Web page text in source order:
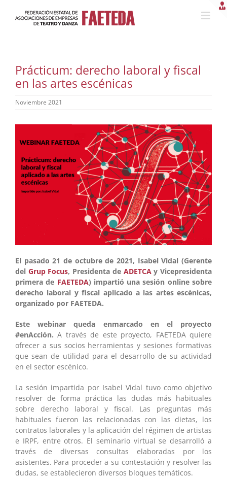
Prácticum: derecho laboral y fiscal
en las artes escénicas
Noviembre 2021
El pasado 21 de octubre de 2021, Isabel Vidal (Gerente
del Grup Focus, Presidenta de ADETCAy Vicepresidenta
primera de FAETEDA) impartió una sesión online sobre
derecho laboral y fiscal aplicado a las artesescénicas,
organizado por FAETEDA.
Este webinar queda enmarcado en el proyecto
#enAcción. A través de este proyecto, FAETEDA quiere
ofrecer a sus socios herramientas y sesiones formativas
que sean de utilidad para el desarrollo de su actividad
en el sector escénico.
La sesión impartida por Isabel Vidal tuvo como objetivo
resolver de forma práctica las dudas más habituales
sobre derecho laboral y fiscal. Las preguntas más
habituales fueron las relacionadas con las dietas, los
contratos laborales y la aplicación del régimen de artistas
e IRPF, entre otros. El seminario virtual se desarrolló a
través de diversas consultas elaboradas por los
asistentes. Para proceder a su contestación y resolver las
dudas, se establecieron diversos bloques temáticos.